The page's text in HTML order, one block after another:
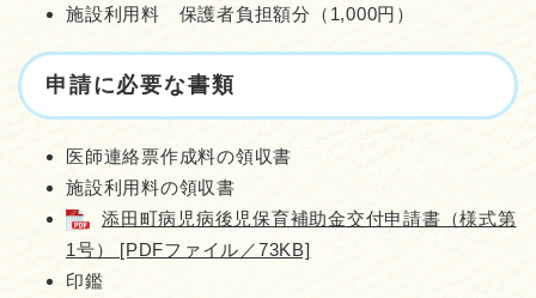
施設利用料 保護者負担額分（1,000円）
申請に必要な書類
医師連絡票作成料の領収書
施設利用料の領収書
添田町病児病後児保育補助金交付申請書（様式第
1号） [PDFファイル／73KB]
印鑑